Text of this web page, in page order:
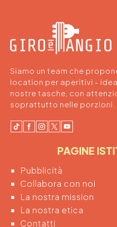
Siamo un team che
location per aperitivi -
nostre tasche, con
soprattutto nelle porzioni.
PAGINE
Pubblicità
Collabora con noi
La nostra mission
La nostra etica
Contatti